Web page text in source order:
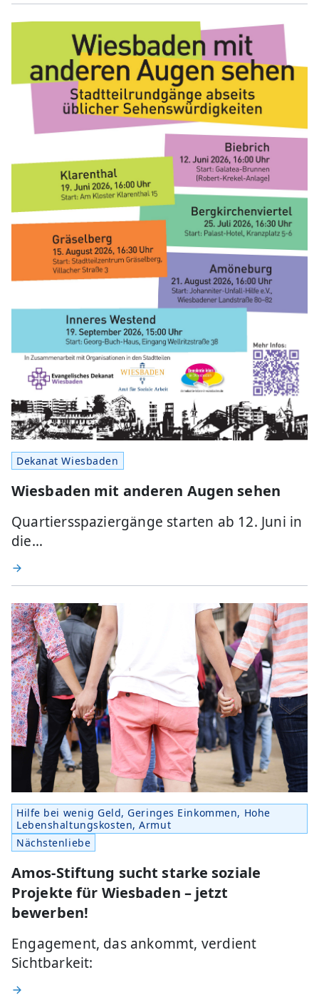
Dekanat Wiesbaden
Wiesbaden mit anderen Augen sehen
Quartiersspaziergänge starten ab 12. Juni in
die…
Hilfe bei wenig Geld, Geringes Einkommen, Hohe
Lebenshaltungskosten, Armut
Nächstenliebe
Amos-Stiftung sucht starke soziale
Projekte für Wiesbaden – jetzt
bewerben!
Engagement, das ankommt, verdient
Sichtbarkeit: